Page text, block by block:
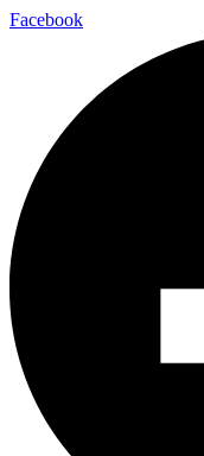
Facebook